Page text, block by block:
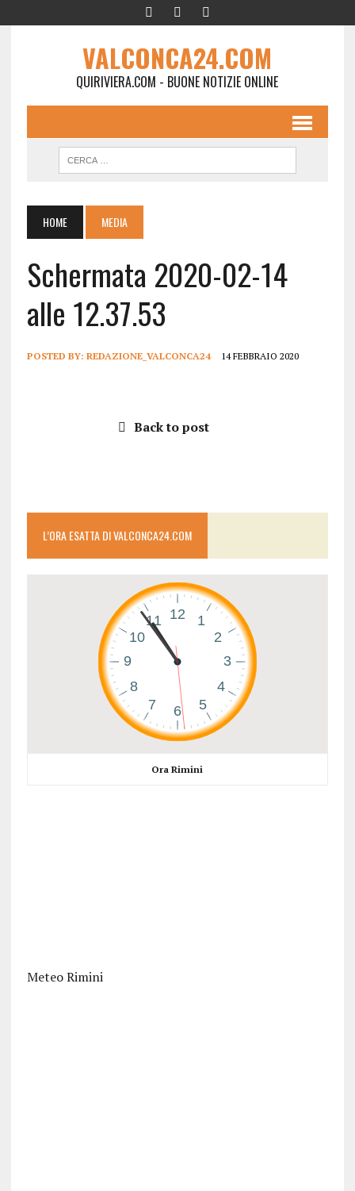
VALCONCA24.COM
QUIRIVIERA.COM - BUONE NOTIZIE ONLINE
HOME MEDIA
Schermata 2020-02-14
alle 12.37.53
POSTED BY: REDAZIONE_VALCONCA24 14 FEBBRAIO 2020
Back to post
L’ORA ESATTA DI VALCONCA24.COM
Ora Rimini
Meteo Rimini